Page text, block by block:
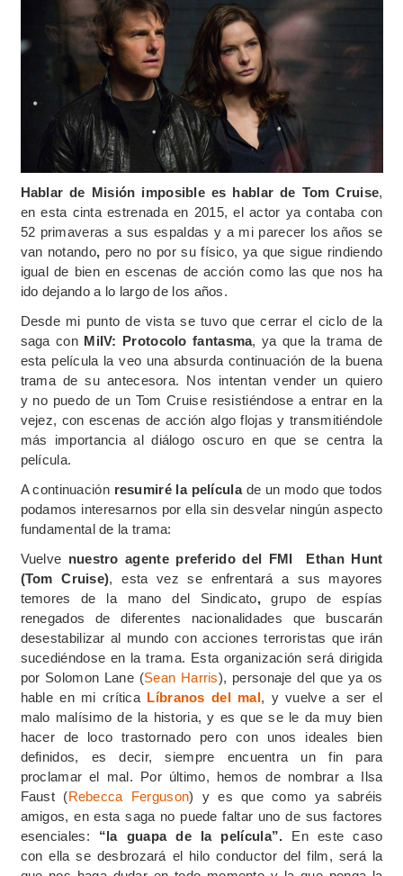
Hablar de Misión imposible es hablar de Tom Cruise,
en esta cinta estrenada en 2015, el actor ya contaba con
52 primaveras a sus espaldas y a mi parecer los años se
van notando, pero no por su físico, ya que sigue rindiendo
igual de bien en escenas de acción como las que nos ha
ido dejando a lo largo de los años.
Desde mi punto de vista se tuvo que cerrar el ciclo de la
saga con MiIV: Protocolo fantasma, ya que la trama de
esta película la veo una absurda continuación de la buena
trama de su antecesora. Nos intentan vender un quiero
y no puedo de un Tom Cruise resistiéndose a entrar en la
vejez, con escenas de acción algo flojas y transmitiéndole
más importancia al diálogo oscuro en que se centra la
película.
A continuación resumiré la películade un modo que todos
podamos interesarnos por ella sin desvelar ningún aspecto
fundamental de la trama:
Vuelve nuestro agente preferido del FMI Ethan Hunt
(Tom Cruise), esta vez se enfrentará a sus mayores
temores de la mano del Sindicato,grupo de espías
renegados de diferentes nacionalidades que buscarán
desestabilizar al mundo con acciones terroristas que irán
sucediéndose en la trama. Esta organización será dirigida
por Solomon Lane (Sean Harris), personaje del que ya os
hable en mi crítica Líbranos del mal, y vuelve a ser el
malo malísimo de la historia, y es que se le da muy bien
hacer de loco trastornado pero con unos ideales bien
definidos, es decir, siempre encuentra un fin para
proclamar el mal. Por último, hemos de nombrar a Ilsa
Faust (Rebecca Ferguson) y es que como ya sabréis
amigos, en esta saga no puede faltar uno de sus factores
esenciales: “la guapa de la película”. En este caso
con ella se desbrozará el hilo conductor del film, será la